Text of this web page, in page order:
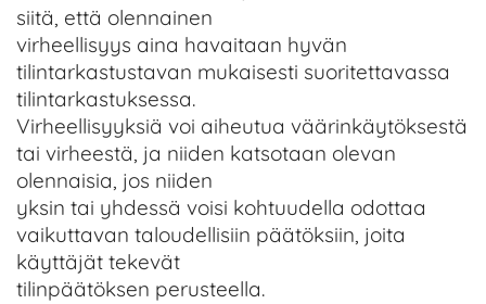
siitä, että olennainen
virheellisyys aina havaitaan hyvän
tilintarkastustavan mukaisesti suoritettavassa
tilintarkastuksessa.
Virheellisyyksiä voi aiheutua väärinkäytöksestä
tai virheestä, ja niiden katsotaan olevan
olennaisia, jos niiden
yksin tai yhdessä voisi kohtuudella odottaa
vaikuttavan taloudellisiin päätöksiin, joita
käyttäjät tekevät
tilinpäätöksen perusteella.